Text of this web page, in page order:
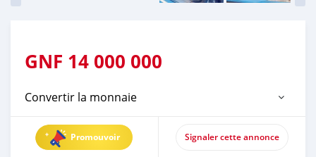
GNF 14 000 000
Convertir la monnaie
Promouvoir Signaler cette annonce